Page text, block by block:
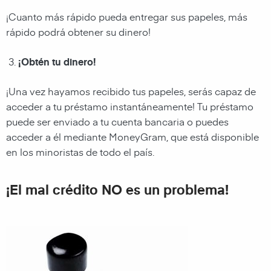
¡Cuanto más rápido pueda entregar sus papeles, más
rápido podrá obtener su dinero!
¡Obtén tu dinero!
¡Una vez hayamos recibido tus papeles, serás capaz de
acceder a tu préstamo instantáneamente! Tu préstamo
puede ser enviado a tu cuenta bancaria o puedes
acceder a él mediante MoneyGram, que está disponible
en los minoristas de todo el país.
¡El mal crédito NO es un problema!